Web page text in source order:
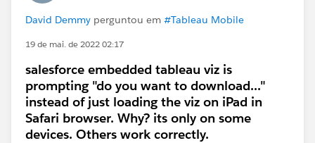
David Demmy perguntou em #Tableau Mobile
19 de mai. de 2022 02:17
salesforce embedded tableau viz is
prompting "do you want to download..."
instead of just loading the viz on iPad in
Safari browser. Why? its only on some
devices. Others work correctly.